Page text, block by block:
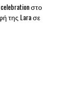
celebration στο
της Lara σε